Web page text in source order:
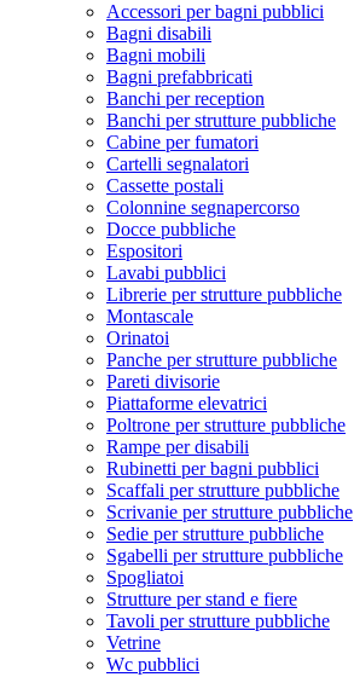
Accessori per bagni pubblici
Bagni disabili
Bagni mobili
Bagni prefabbricati
Banchi per reception
Banchi per strutture pubbliche
Cabine per fumatori
Cartelli segnalatori
Cassette postali
Colonnine segnapercorso
Docce pubbliche
Espositori
Lavabi pubblici
Librerie per strutture pubbliche
Montascale
Orinatoi
Panche per strutture pubbliche
Pareti divisorie
Piattaforme elevatrici
Poltrone per strutture pubbliche
Rampe per disabili
Rubinetti per bagni pubblici
Scaffali per strutture pubbliche
Scrivanie per strutture pubbliche
Sedie per strutture pubbliche
Sgabelli per strutture pubbliche
Spogliatoi
Strutture per stand e fiere
Tavoli per strutture pubbliche
Vetrine
Wc pubblici